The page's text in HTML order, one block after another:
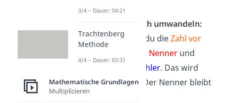
1. Gemischten Bruch umwandeln:
Dazu multiplizierst du dieZahl vor
Nennerund
Zähler. Das wird
dein neuer Zähler. Der Nenner bleibt
dabei immer gleich.
3/4 – Dauer: 04:21
Trachtenberg
Methode
4/4 – Dauer: 03:31
Mathematische Grundlagen
Multiplizieren